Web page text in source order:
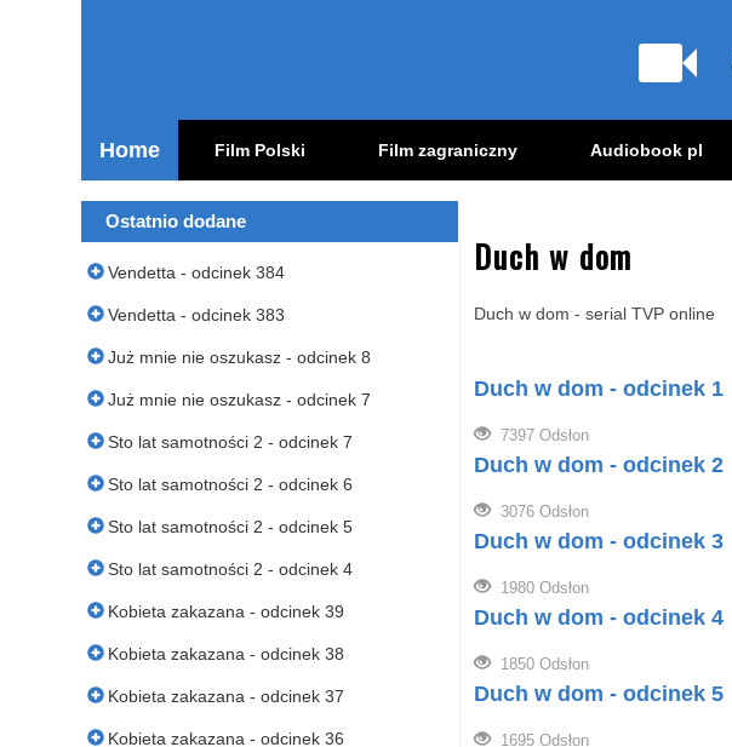
Home Film Polski Film zagraniczny Audiobook pl
Duch w dom
Duch w dom - serial TVP online
Duch w dom - odcinek 1
7397 Odsłon
Duch w dom - odcinek 2
3076 Odsłon
Duch w dom - odcinek 3
1980 Odsłon
Duch w dom - odcinek 4
1850 Odsłon
Duch w dom - odcinek 5
1695 Odsłon
Ostatnio dodane
Vendetta - odcinek 384
Vendetta - odcinek 383
Już mnie nie oszukasz - odcinek 8
Już mnie nie oszukasz - odcinek 7
Sto lat samotności 2 - odcinek 7
Sto lat samotności 2 - odcinek 6
Sto lat samotności 2 - odcinek 5
Sto lat samotności 2 - odcinek 4
Kobieta zakazana - odcinek 39
Kobieta zakazana - odcinek 38
Kobieta zakazana - odcinek 37
Kobieta zakazana - odcinek 36